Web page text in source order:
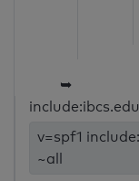
➥
v=spf1
~all